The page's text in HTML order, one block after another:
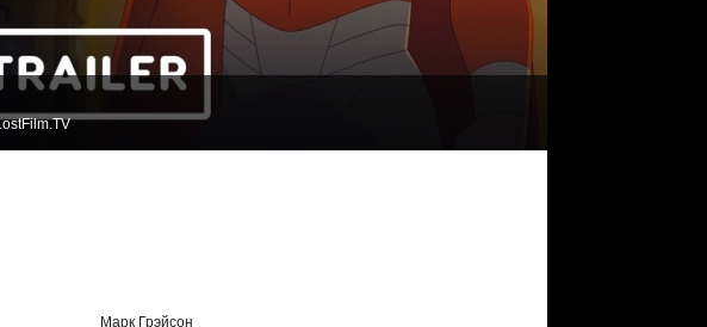
Марк Грэйсон